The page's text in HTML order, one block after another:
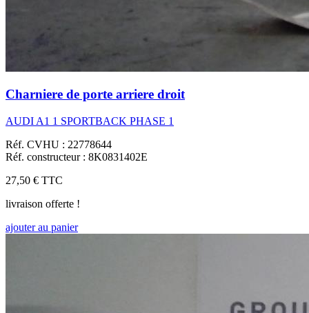
Charniere de porte arriere droit
AUDI A1 1 SPORTBACK PHASE 1
Réf. CVHU : 22778644
Réf. constructeur : 8K0831402E
27,50 € TTC
livraison offerte !
ajouter au panier